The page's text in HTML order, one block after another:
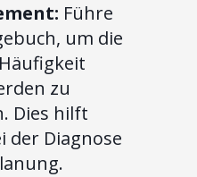
Führe
um die
zu
Dies hilft
der Diagnose